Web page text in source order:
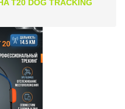
T20 DOG TRACKING